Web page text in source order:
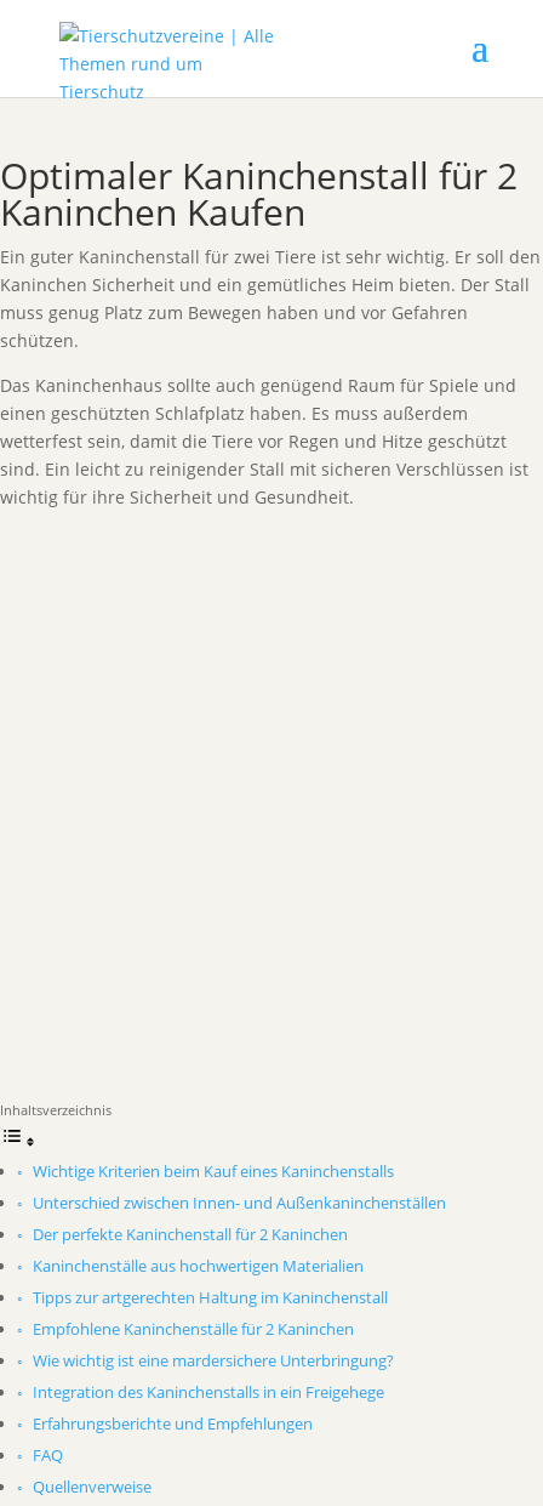
Optimaler Kaninchenstall für 2
Kaninchen Kaufen
Ein guter Kaninchenstall für zwei Tiere ist sehr wichtig. Er soll den
Kaninchen Sicherheit und ein gemütliches Heim bieten. Der Stall
muss genug Platz zum Bewegen haben und vor Gefahren
schützen.
Das Kaninchenhaus sollte auch genügend Raum für Spiele und
einen geschützten Schlafplatz haben. Es muss außerdem
wetterfest sein, damit die Tiere vor Regen und Hitze geschützt
sind. Ein leicht zu reinigender Stall mit sicheren Verschlüssen ist
wichtig für ihre Sicherheit und Gesundheit.
Inhaltsverzeichnis
Wichtige Kriterien beim Kauf eines Kaninchenstalls
Unterschied zwischen Innen- und Außenkaninchenställen
Der perfekte Kaninchenstall für 2 Kaninchen
Kaninchenställe aus hochwertigen Materialien
Tipps zur artgerechten Haltung im Kaninchenstall
Empfohlene Kaninchenställe für 2 Kaninchen
Wie wichtig ist eine mardersichere Unterbringung?
Integration des Kaninchenstalls in ein Freigehege
Erfahrungsberichte und Empfehlungen
FAQ
Quellenverweise